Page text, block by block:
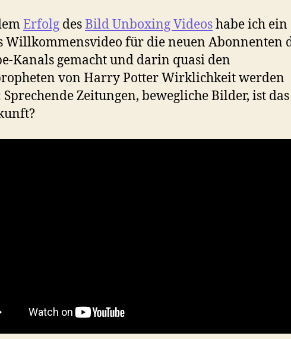
Erfolg desBild Unboxing Videoshabe ich ein
Willkommensvideo für die neuen Abonnenten
Kanals gemacht und darin quasi den
von Harry Potter Wirklichkeit werden
Sprechende Zeitungen, bewegliche Bilder, ist das